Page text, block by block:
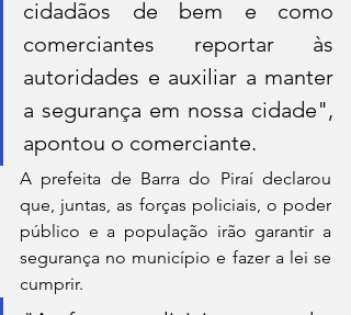
cidadãos de bem e como
comerciantes reportar às
autoridades e auxiliar a manter
a segurança em nossa cidade",
apontou o comerciante.
A prefeita de Barra do Piraí declarou
que, juntas, as forças policiais, o poder
público e a população irão garantir a
segurança no município e fazer a lei se
cumprir.